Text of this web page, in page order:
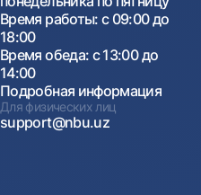
Время работы: с 09:00 до
18:00
Время обеда: с 13:00 до
14:00
Подробная информация
Для физических лиц
support@nbu.uz